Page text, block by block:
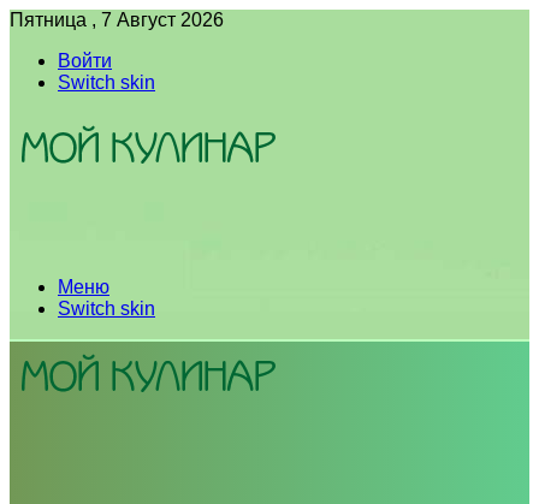
Пятница , 7 Август 2026
Войти
Switch skin
Меню
Switch skin